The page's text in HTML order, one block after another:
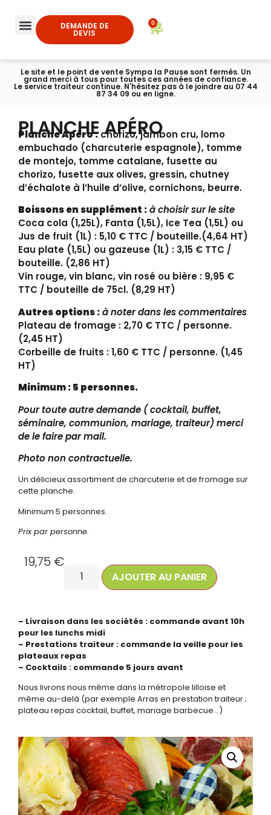
DEMANDE DE
DEVIS
0
Le site et le point de vente Sympa la Pause sont fermés. Un
grand merci à tous pour toutes ces années de confiance.
Le service traiteur continue. N'hésitez pas à le joindre au 07 44
87 34 09 ou en ligne.
PLANCHE APÉRO
Planche Apéro :chorizo, jambon cru, lomo
embuchado (charcuterie espagnole), tomme
de montejo, tomme catalane, fusette au
chorizo, fusette aux olives, gressin, chutney
d’échalote à l’huile d’olive, cornichons, beurre.
Boissons en supplément :à choisir sur le site
Coca cola (1,25L), Fanta (1,5L), Ice Tea (1,5L) ou
Jus de fruit (1L) : 5,10 € TTC / bouteille.(4,64 HT)
Eau plate (1,5L) ou gazeuse (1L) : 3,15 € TTC /
bouteille. (2,86 HT)
Vin rouge, vin blanc, vin rosé ou bière : 9,95 €
TTC / bouteille de 75cl. (8,29 HT)
Autres options :à noter dans les commentaires
Plateau de fromage : 2,70 € TTC / personne.
(2,45 HT)
Corbeille de fruits : 1,60 € TTC / personne. (1,45
HT)
Minimum : 5 personnes.
Pour toute autre demande ( cocktail, buffet,
séminaire, communion, mariage, traiteur) merci
de le faire par mail.
Photo non contractuelle.
Un délicieux assortiment de charcuterie et de fromage sur
cette planche.
Minimum 5 personnes.
Prix par personne.
19,75 €
AJOUTER AU PANIER
– Livraison dans les sociétés : commande avant 10h
pour les lunchs midi
– Prestations traiteur : commande la veille pour les
plateaux repas
– Cocktails : commande 5 jours avant
Nous livrons nous même dans la métropole lilloise et
même au-delà (par exemple Arras en prestation traiteur ;
plateau repas cocktail, buffet, mariage barbecue…)